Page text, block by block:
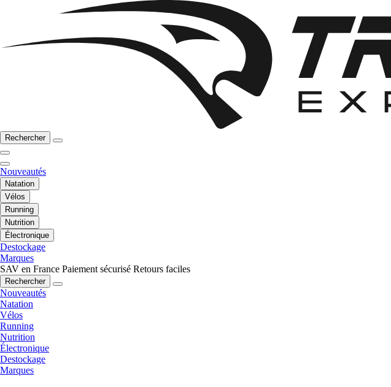
Rechercher
Nouveautés
Natation
Vélos
Running
Nutrition
Électronique
Destockage
Marques
SAV en France Paiement sécurisé Retours faciles
Rechercher
Nouveautés
Natation
Vélos
Running
Nutrition
Électronique
Destockage
Marques